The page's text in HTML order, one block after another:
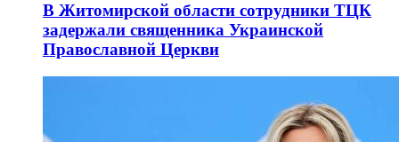
В Житомирской области сотрудники ТЦК
задержали священника Украинской
Православной Церкви